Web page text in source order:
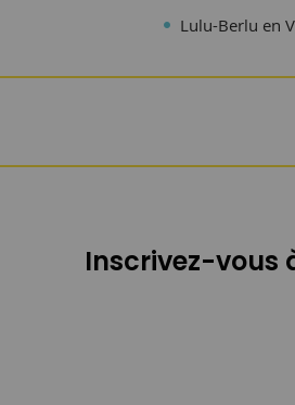
Lulu-Berlu en
Inscrivez-vous